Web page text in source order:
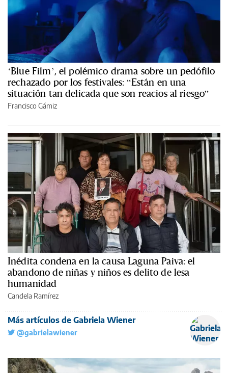
‘Blue Film’, el polémico drama sobre un pedófilo
rechazado por los festivales: “Están en una
situación tan delicada que son reacios al riesgo”
Francisco Gámiz
Inédita condena en la causa Laguna Paiva: el
abandono de niñas y niños es delito de lesa
humanidad
Candela Ramírez
Más artículos de Gabriela Wiener
@gabrielawiener